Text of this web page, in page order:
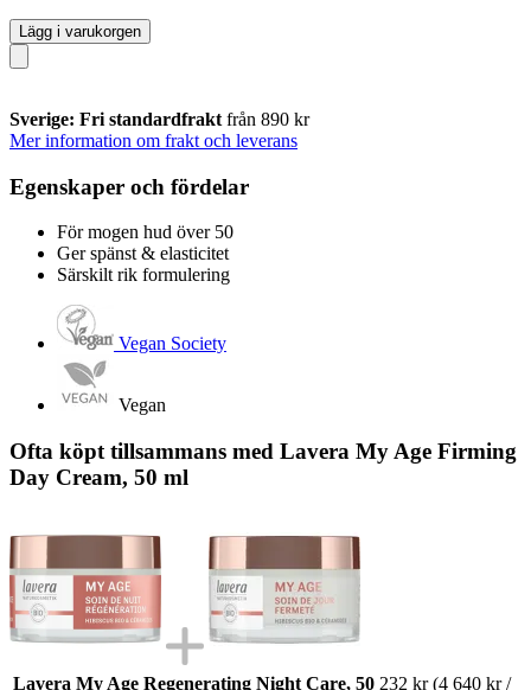
Lägg i varukorgen
Sverige: Fri standardfrakt från 890 kr
Mer information om frakt och leverans
Egenskaper och fördelar
För mogen hud över 50
Ger spänst & elasticitet
Särskilt rik formulering
Vegan Society
Vegan
Ofta köpt tillsammans med Lavera My Age Firming
Day Cream, 50 ml
Lavera My Age Regenerating Night Care, 50 232 kr (4 640 kr /